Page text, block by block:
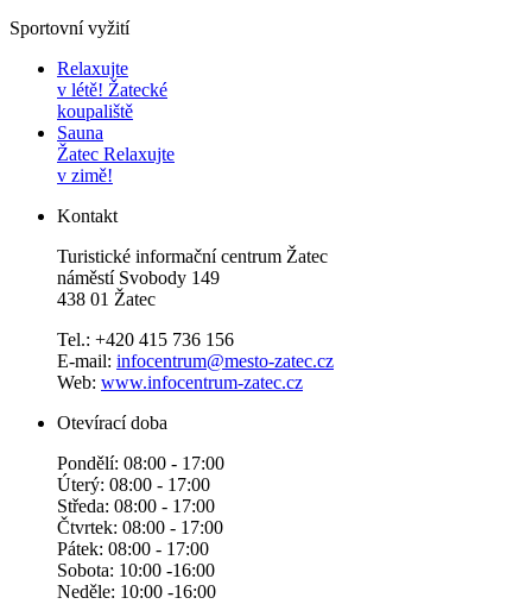
Sportovní vyžití
Relaxujte
v létě! Žatecké
koupaliště
Sauna
Žatec Relaxujte
v zimě!
Kontakt
Turistické informační centrum Žatec
náměstí Svobody 149
438 01 Žatec
Tel.: +420 415 736 156
E-mail: infocentrum@mesto-zatec.cz
Web: www.infocentrum-zatec.cz
Otevírací doba
Pondělí: 08:00 - 17:00
Úterý: 08:00 - 17:00
Středa: 08:00 - 17:00
Čtvrtek: 08:00 - 17:00
Pátek: 08:00 - 17:00
Sobota: 10:00 -16:00
Neděle: 10:00 -16:00